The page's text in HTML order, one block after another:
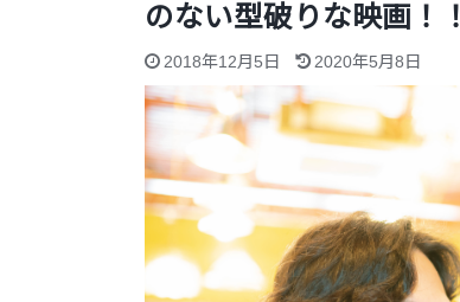
のない型破りな映画！！
2018年12月5日 2020年5月8日